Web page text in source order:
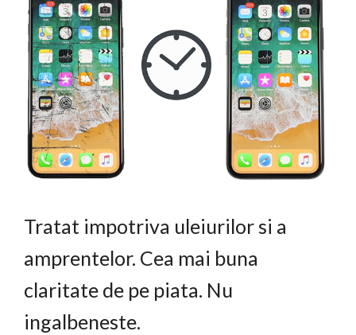
Tratat impotriva uleiurilor si a
amprentelor. Cea mai buna
claritate de pe piata. Nu
ingalbeneste.